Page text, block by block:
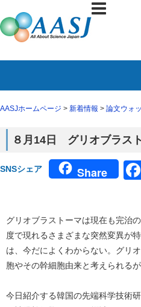
AASJホームページ > 新着情報 > 論文ウォ
８月14日 グリオブラス
SNSシェア Share
グリオブラストーマは現在も完治
度で現れるさまざまな突然変異が
は、今だによくわからない。グリ
胞やその幹細胞由来と考えられる
今日紹介する韓国の先端科学技術